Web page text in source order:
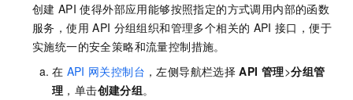
创建 API 使得外部应用能够按照指定的方式调用内部的函数
服务，使用 API 分组组织和管理多个相关的 API 接口，便于
实施统一的安全策略和流量控制措施。
在 API 网关控制台 ，左侧导航栏选择 API 管理>分组管
理 ，单击创建分组。